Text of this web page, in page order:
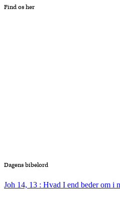
Find os her
Dagens bibelord
Joh 14, 13 : Hvad I end beder om i